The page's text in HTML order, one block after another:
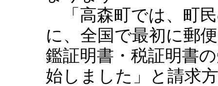
「高森町では、町
に、全国で最初に郵
鑑証明書・税証明書
始しました」と請求